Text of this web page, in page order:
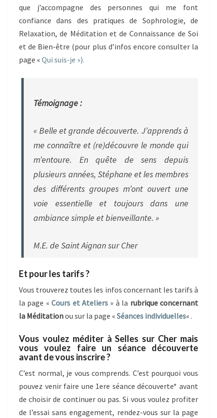
que j’accompagne des personnes qui me font
confiance dans des pratiques de Sophrologie, de
Relaxation, de Méditation et de Connaissance de Soi
et de Bien-être (pour plus d’infos encore consulter la
page « Qui suis-je »).
Témoignage :
« Belle et grande découverte. J’apprends à
me connaître et (re)découvre le monde qui
m’entoure. En quête de sens depuis
plusieurs années, Stéphane et les membres
des différents groupes m’ont ouvert une
voie essentielle et toujours dans une
ambiance simple et bienveillante. »
M.E. de Saint Aignan sur Cher
Et pour les tarifs ?
Vous trouverez toutes les infos concernant les tarifs à
la page «Cours et Ateliers » à la rubrique concernant
la Méditationou sur la page « Séances individuelles« .
Vous voulez méditer à Selles sur Cher mais
vous voulez faire un séance découverte
avant de vous inscrire ?
C’est normal, je vous comprends. C’est pourquoi vous
pouvez venir faire une 1ere séance découverte* avant
de choisir de continuer ou pas. Si vous voulez profiter
de l’essai sans engagement, rendez-vous sur la page